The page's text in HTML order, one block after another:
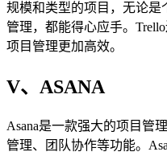
规模和类型的项目，无论是
管理，都能得心应手。
项目管理更加高效。
V、ASANA
Asana是一款强大的项目管
管理、团队协作等功能。